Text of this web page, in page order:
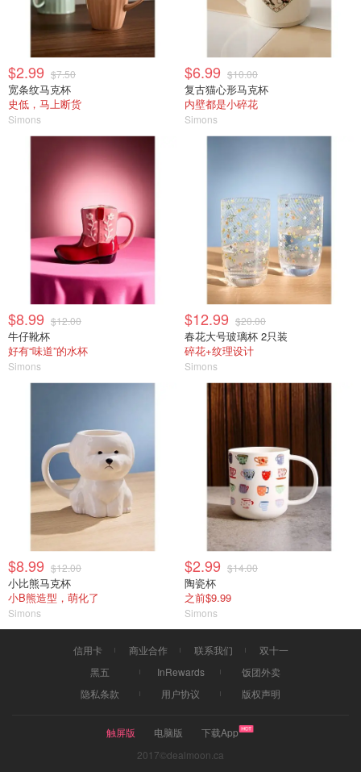
$2.99 $7.50
宽条纹马克杯
史低，马上断货
Simons
$6.99 $10.00
复古猫心形马克杯
内壁都是小碎花
Simons
$8.99 $12.00
牛仔靴杯
好有“味道”的水杯
Simons
$12.99 $20.00
春花大号玻璃杯 2只装
碎花+纹理设计
Simons
$8.99 $12.00
小比熊马克杯
小B熊造型，萌化了
Simons
$2.99 $14.00
陶瓷杯
之前$9.99
Simons
信用卡 商业合作 联系我们
双十一
黑五
InRewards
饭团外卖
隐私条款
用户协议 版权声明
触屏版 电脑版
下载App
2017©dealmoon.ca